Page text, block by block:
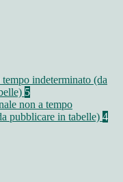
tempo indeterminato (da
5
non a tempo
pubblicare in tabelle) 4